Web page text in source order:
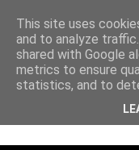
This site uses
and to analyze
shared with Google
metrics to ensure
statistics, and to